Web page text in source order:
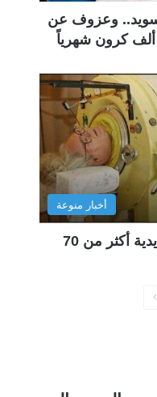
وعزوف عن
أخبار منوعة
عاشت تتنفس بالرئة الحديدية أكثر من 70